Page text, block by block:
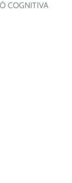
COGNITIVA